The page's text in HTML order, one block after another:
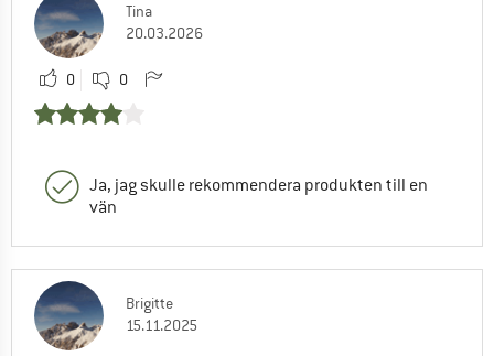
Tina
20.03.2026
0 0
Ja, jag skulle rekommendera produkten till en
vän
Brigitte
15.11.2025